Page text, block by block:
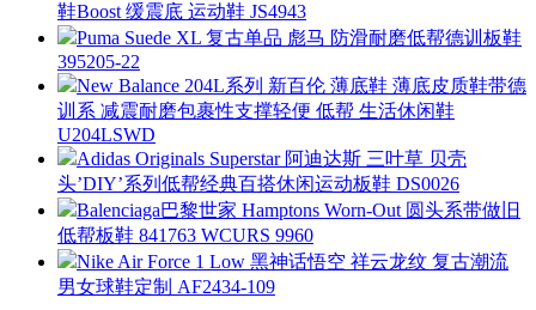
鞋Boost 缓震底 运动鞋 JS4943
Puma Suede XL 复古单品 彪马 防滑耐磨低帮德训板鞋
395205-22
New Balance 204L系列 新百伦 薄底鞋 薄底皮质鞋带德
训系 减震耐磨包裹性支撑轻便 低帮 生活休闲鞋
U204LSWD
Adidas Originals Superstar 阿迪达斯 三叶草 贝壳
头’DIY’系列低帮经典百搭休闲运动板鞋 DS0026
Balenciaga巴黎世家 Hamptons Worn-Out 圆头系带做旧
低帮板鞋 841763 WCURS 9960
Nike Air Force 1 Low 黑神话悟空 祥云龙纹 复古潮流
男女球鞋定制 AF2434-109